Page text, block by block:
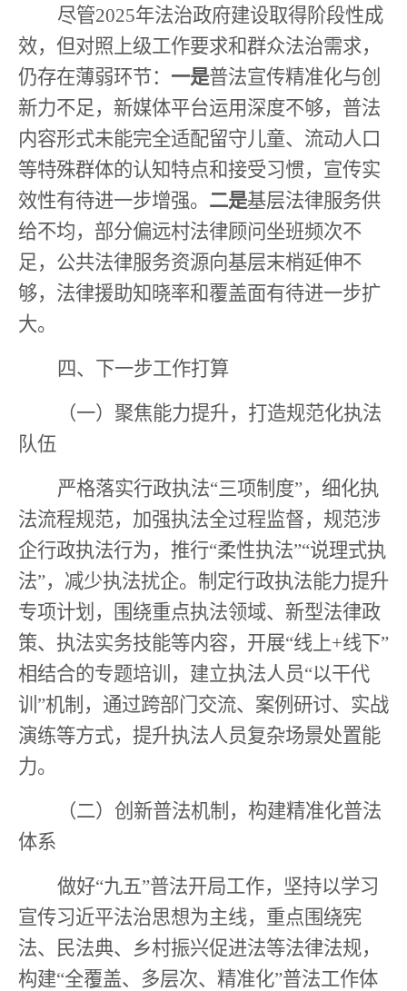
尽管2025年法治政府建设取得阶段性成
效，但对照上级工作要求和群众法治需求，
仍存在薄弱环节： 一是普法宣传精准化与创
新力不足，新媒体平台运用深度不够，普法
内容形式未能完全适配留守儿童、流动人口
等特殊群体的认知特点和接受习惯，宣传实
效性有待进一步增强。 二是基层法律服务供
给不均，部分偏远村法律顾问坐班频次不
足，公共法律服务资源向基层末梢延伸不
够，法律援助知晓率和覆盖面有待进一步扩
大。
四、下一步工作打算
（一）聚焦能力提升，打造规范化执法
队伍
严格落实行政执法“三项制度”，细化执
法流程规范，加强执法全过程监督，规范涉
企行政执法行为，推行“柔性执法”“说理式执
法”，减少执法扰企。制定行政执法能力提升
专项计划，围绕重点执法领域、新型法律政
策、执法实务技能等内容，开展“线上+线下”
相结合的专题培训，建立执法人员“以干代
训 ”机制，通过跨部门交流、案例研讨、实战
演练等方式，提升执法人员复杂场景处置能
力。
（二）创新普法机制，构建精准化普法
体系
做好“九五”普法开局工作，坚持以学习
宣传习近平法治思想为主线，重点围绕宪
法、民法典、乡村振兴促进法等法律法规，
构建“全覆盖、多层次、精准化”普法工作体